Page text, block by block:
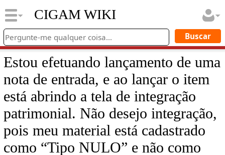
CIGAM WIKI
Estou efetuando lançamento de uma
nota de entrada, e ao lançar o item
está abrindo a tela de integração
patrimonial. Não desejo integração,
pois meu material está cadastrado
como “Tipo NULO” e não como